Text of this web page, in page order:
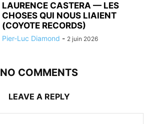
LAURENCE CASTERA — LES
CHOSES QUI NOUS LIAIENT
(COYOTE RECORDS)
Pier-Luc Diamond - 2 juin 2026
NO COMMENTS
LEAVE A REPLY